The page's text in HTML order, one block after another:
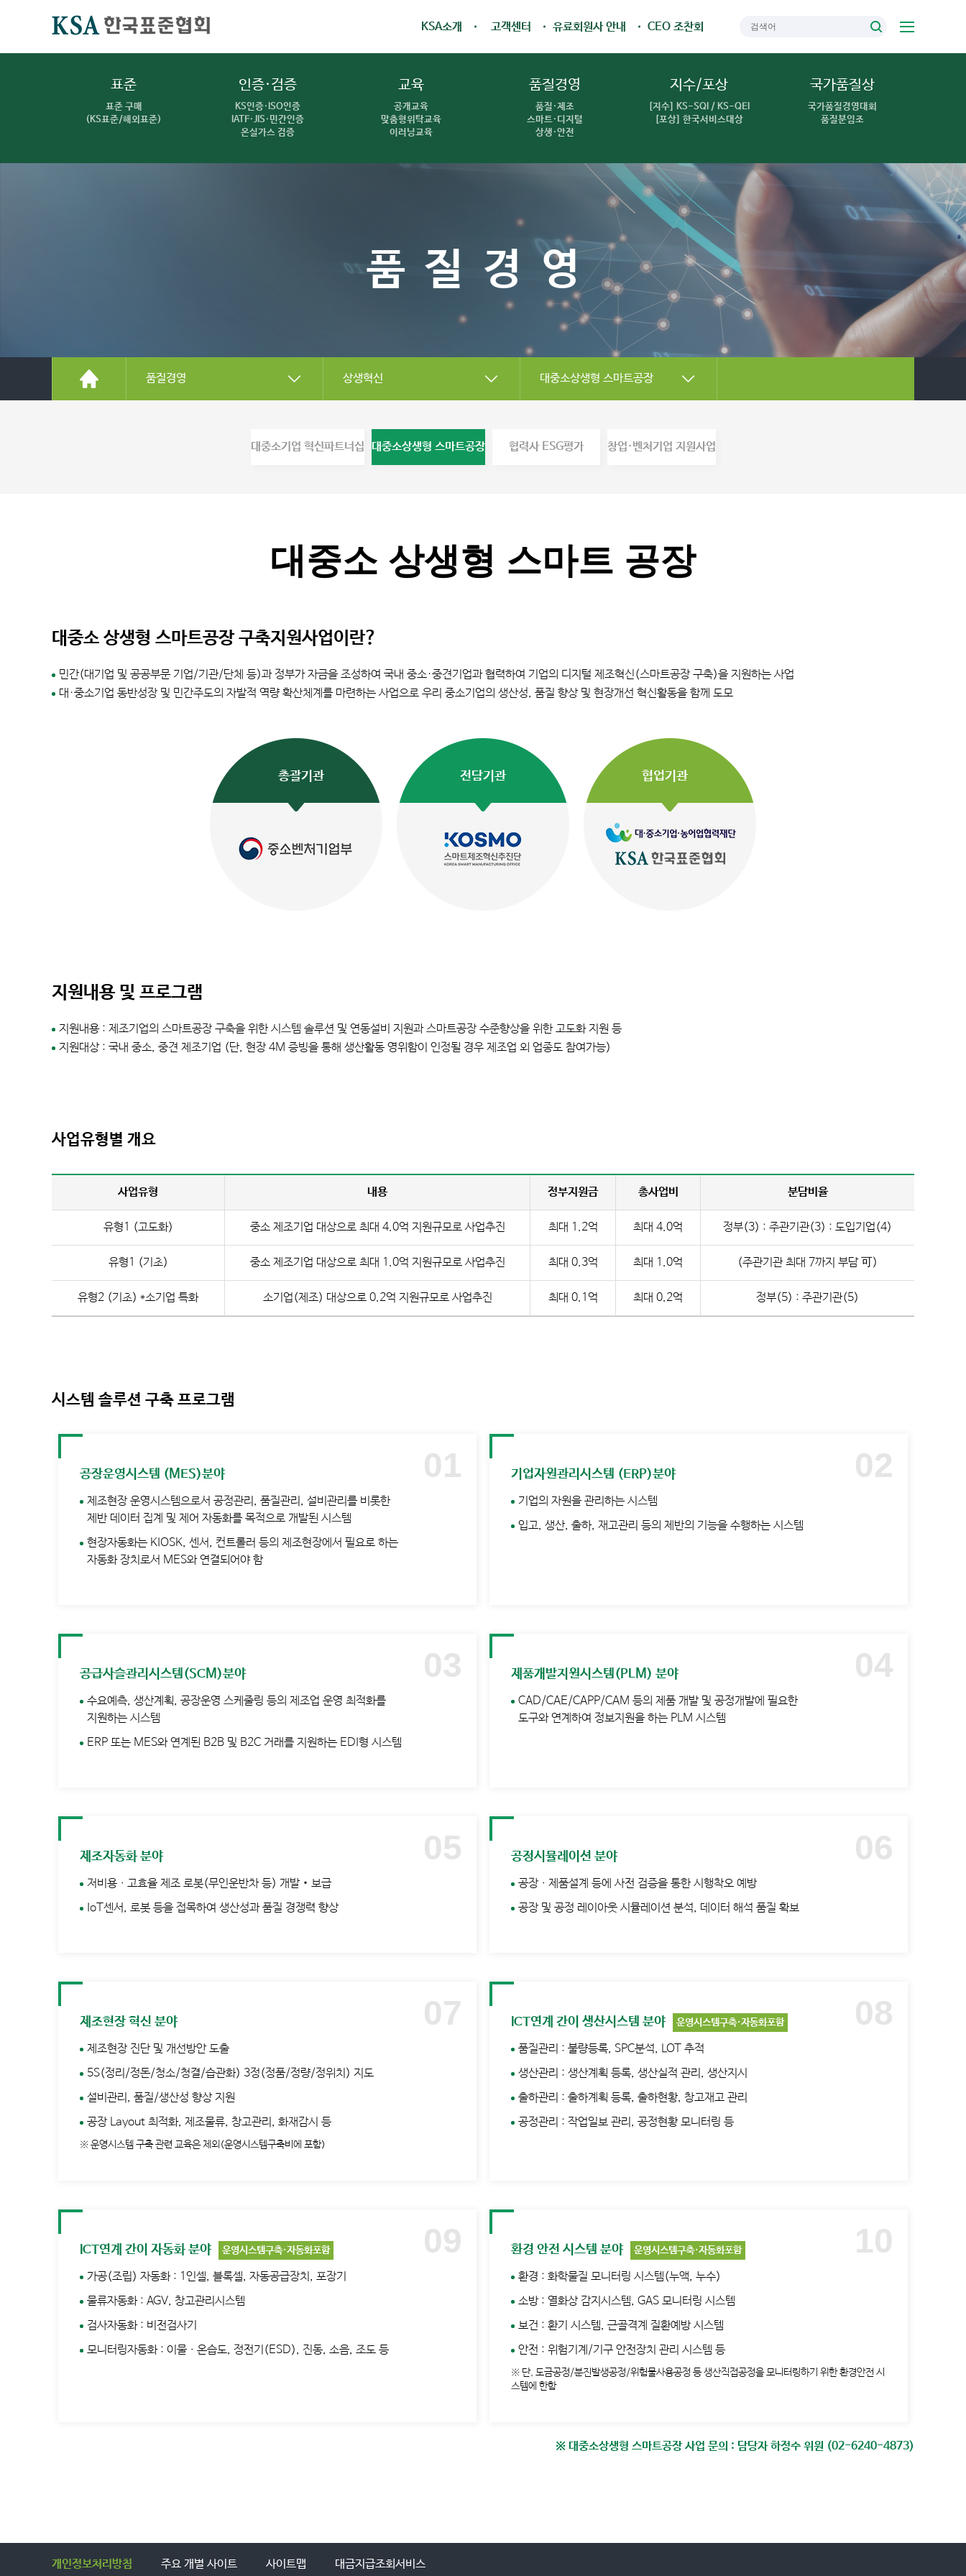
KSA소개 고객센터 유료회원사 안내 CEO 조찬회
표준
표준 구매
(KS표준/해외표준)
인증·검증
KS인증·ISO인증
IATF·JIS·민간인증
온실가스 검증
교육
공개교육
맞춤형위탁교육
이러닝교육
품질경영
품질·제조
스마트·디지털
상생·안전
지수/포상
[지수] KS-SQI / KS-QEI
[포상] 한국서비스대상
국가품질상
국가품질경영대회
품질분임조
품질경영
품질경영 상생혁신 대중소상생형 스마트공장
대중소기업 혁신파트너십 대중소상생형 스마트공장 협력사 ESG평가 창업·벤처기업 지원사업
대중소 상생형 스마트 공장
대중소 상생형 스마트공장 구축지원사업이란?
민간(대기업 및 공공부문 기업/기관/단체 등)과 정부가 자금을 조성하여 국내 중소·중견기업과 협력하여 기업의 디지털 제조혁신(스마트공장 구축)을 지원하는 사업
대·중소기업 동반성장 및 민간주도의 자발적 역량 확산체계를 마련하는 사업으로 우리 중소기업의 생산성, 품질 향상 및 현장개선 혁신활동을 함께 도모
총괄기관 전담기관 협업기관
지원내용 및 프로그램
지원내용 : 제조기업의 스마트공장 구축을 위한 시스템 솔루션 및 연동설비 지원과 스마트공장 수준향상을 위한 고도화 지원 등
지원대상 : 국내 중소, 중견 제조기업 (단, 현장 4M 증빙을 통해 생산활동 영위함이 인정될 경우 제조업 외 업종도 참여가능)
사업유형별 개요
사업유형 내용 정부지원금 총사업비 분담비율
유형1 (고도화) 중소 제조기업 대상으로 최대 4.0억 지원규모로 사업추진 최대 1.2억 최대 4.0억 정부(3) : 주관기관(3) : 도입기업(4)
유형1 (기초) 중소 제조기업 대상으로 최대 1.0억 지원규모로 사업추진 최대 0.3억 최대 1.0억 (주관기관 최대 7까지 부담 可)
유형2 (기초) *소기업 특화 소기업(제조) 대상으로 0.2억 지원규모로 사업추진 최대 0.1억 최대 0.2억 정부(5) : 주관기관(5)
시스템 솔루션 구축 프로그램
공장운영시스템 (MES)분야
제조현장 운영시스템으로서 공정관리, 품질관리, 설비관리를 비롯한
제반 데이터 집계 및 제어 자동화를 목적으로 개발된 시스템
현장자동화는 KIOSK, 센서, 컨트롤러 등의 제조현장에서 필요로 하는
자동화 장치로서 MES와 연결되어야 함
기업자원관리시스템 (ERP)분야
기업의 자원을 관리하는 시스템
입고, 생산, 출하, 재고관리 등의 제반의 기능을 수행하는 시스템
공급사슬관리시스템(SCM)분야
수요예측, 생산계획, 공장운영 스케줄링 등의 제조업 운영 최적화를
지원하는 시스템
ERP 또는 MES와 연계된 B2B 및 B2C 거래를 지원하는 EDI형 시스템
제품개발지원시스템(PLM) 분야
CAD/CAE/CAPP/CAM 등의 제품 개발 및 공정개발에 필요한
도구와 연계하여 정보지원을 하는 PLM 시스템
제조자동화 분야
저비용ㆍ고효율 제조 로봇(무인운반차 등) 개발‧보급
IoT센서, 로봇 등을 접목하여 생산성과 품질 경쟁력 향상
공정시뮬레이션 분야
공장ㆍ제품설계 등에 사전 검증을 통한 시행착오 예방
공장 및 공정 레이아웃 시뮬레이션 분석, 데이터 해석 품질 확보
제조현장 혁신 분야
제조현장 진단 및 개선방안 도출
5S(정리/정돈/청소/청결/습관화) 3정(정품/정량/정위치) 지도
설비관리, 품질/생산성 향상 지원
공장 Layout 최적화, 제조물류, 창고관리, 화재감시 등
※ 운영시스템 구축 관련 교육은 제외(운영시스템구축비에 포함)
ICT연계 간이 생산시스템 분야
품질관리 : 불량등록, SPC분석, LOT 추적
생산관리 : 생산계획 등록, 생산실적 관리, 생산지시
출하관리 : 출하계획 등록, 출하현황, 창고재고 관리
공정관리 : 작업일보 관리, 공정현황 모니터링 등
ICT연계 간이 자동화 분야
가공(조립) 자동화 : 1인셀, 블록셀, 자동공급장치, 포장기
물류자동화 : AGV, 창고관리시스템
검사자동화 : 비전검사기
모니터링자동화 : 이물ㆍ온습도, 정전기(ESD), 진동, 소음, 조도 등
환경 안전 시스템 분야
환경 : 화학물질 모니터링 시스템(누액, 누수)
소방 : 열화상 감지시스템, GAS 모니터링 시스템
보건 : 환기 시스템, 근골격계 질환예방 시스템
안전 : 위험기계/기구 안전장치 관리 시스템 등
※ 단, 도금공정/분진발생공정/위험물사용공정 등 생산직접공정을 모니터링하기 위한 환경안전 시
스템에 한함
※ 대중소상생형 스마트공장 사업 문의 : 담당자 하정수 위원 (02-6240-4873)
개인정보처리방침 주요 개별 사이트 사이트맵 대금지급조회서비스